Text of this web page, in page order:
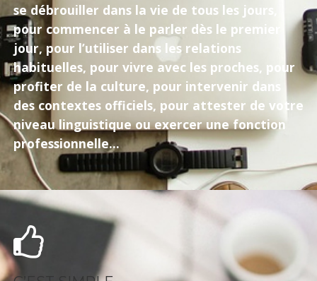
se débrouiller dans la vie de tous les jours,
pour commencer à le parler dès le premier
jour, pour l’utiliser dans les relations
habituelles, pour vivre avec les proches, pour
profiter de la culture, pour intervenir dans
des contextes officiels, pour attester de votre
niveau linguistique ou exercer une fonction
professionnelle...